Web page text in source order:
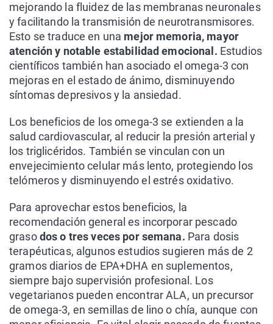
mejorando la fluidez de las membranas neuronales
y facilitando la transmisión de neurotransmisores.
Esto se traduce en una mejor memoria, mayor
atención y notable estabilidad emocional. Estudios
científicos también han asociado el omega-3 con
mejoras en el estado de ánimo, disminuyendo
síntomas depresivos y la ansiedad.
Los beneficios de los omega-3 se extienden a la
salud cardiovascular, al reducir la presión arterial y
los triglicéridos. También se vinculan con un
envejecimiento celular más lento, protegiendo los
telómeros y disminuyendo el estrés oxidativo.
Para aprovechar estos beneficios, la
recomendación general es incorporar pescado
grasodos o tres veces por semana. Para dosis
terapéuticas, algunos estudios sugieren más de 2
gramos diarios de EPA+DHA en suplementos,
siempre bajo supervisión profesional. Los
vegetarianos pueden encontrar ALA, un precursor
de omega-3, en semillas de lino o chía, aunque con